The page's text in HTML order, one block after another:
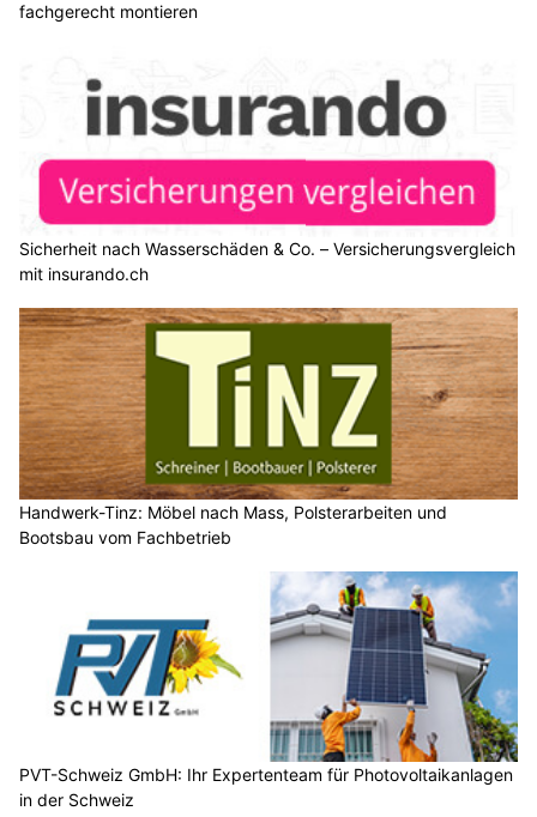
fachgerecht montieren
Sicherheit nach Wasserschäden & Co. – Versicherungsvergleich
mit insurando.ch
Handwerk-Tinz: Möbel nach Mass, Polsterarbeiten und
Bootsbau vom Fachbetrieb
PVT-Schweiz GmbH: Ihr Expertenteam für Photovoltaikanlagen
in der Schweiz